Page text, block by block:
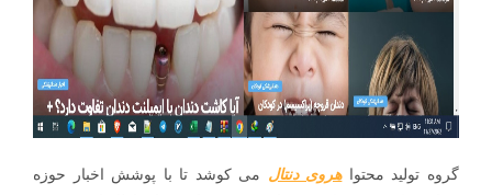
گروه تولید محتواهروی دنتال می کوشد تا با پوشش اخبار حوزه